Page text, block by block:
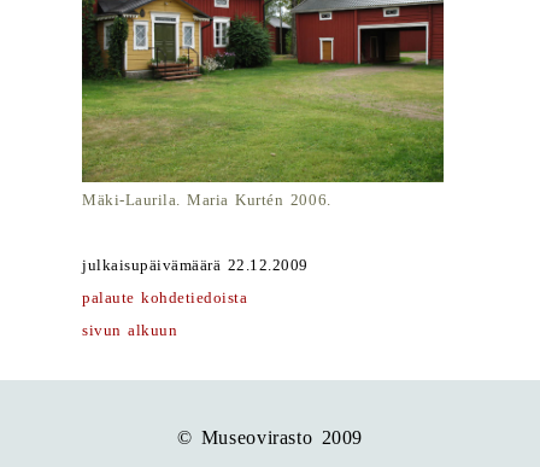
Mäki-Laurila. Maria Kurtén 2006.
julkaisupäivämäärä 22.12.2009
palaute kohdetiedoista
sivun alkuun
© Museovirasto 2009